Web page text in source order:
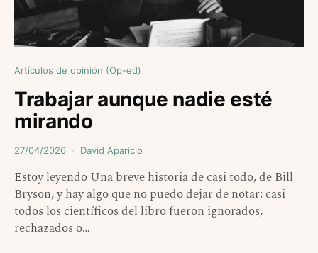
Artículos de opinión (Op-ed)
Trabajar aunque nadie esté
mirando
27/04/2026 David Aparicio
Estoy leyendo Una breve historia de casi todo, de Bill
Bryson, y hay algo que no puedo dejar de notar: casi
todos los científicos del libro fueron ignorados,
rechazados o…